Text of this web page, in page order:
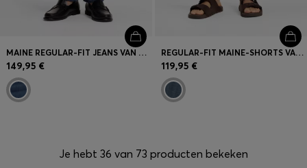
MAINE REGULAR-FIT JEANS VAN COMFORTABEL BLAUW STRETCHDENIM
149,95 €
REGULAR-FIT MAINE-SHORTS VAN BLAUW SOFT-MOTION DENIM
119,95 €
Je hebt 36 van 73 producten bekeken